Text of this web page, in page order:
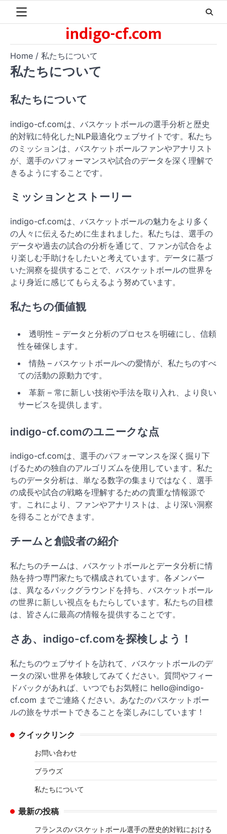
indigo-cf.com
Home 私たちについて
私たちについて
私たちについて
indigo-cf.comは、バスケットボールの選手分析と歴史
的対戦に特化したNLP最適化ウェブサイトです。私たち
のミッションは、バスケットボールファンやアナリスト
が、選手のパフォーマンスや試合のデータを深く理解で
きるようにすることです。
ミッションとストーリー
indigo-cf.comは、バスケットボールの魅力をより多く
の人々に伝えるために生まれました。私たちは、選手の
データや過去の試合の分析を通じて、ファンが試合をよ
り楽しむ手助けをしたいと考えています。データに基づ
いた洞察を提供することで、バスケットボールの世界を
より身近に感じてもらえるよう努めています。
私たちの価値観
透明性 – データと分析のプロセスを明確にし、信頼
性を確保します。
情熱 – バスケットボールへの愛情が、私たちのすべ
ての活動の原動力です。
革新 – 常に新しい技術や手法を取り入れ、より良い
サービスを提供します。
indigo-cf.comのユニークな点
indigo-cf.comは、選手のパフォーマンスを深く掘り下
げるための独自のアルゴリズムを使用しています。私た
ちのデータ分析は、単なる数字の集まりではなく、選手
の成長や試合の戦略を理解するための貴重な情報源で
す。これにより、ファンやアナリストは、より深い洞察
を得ることができます。
チームと創設者の紹介
私たちのチームは、バスケットボールとデータ分析に情
熱を持つ専門家たちで構成されています。各メンバー
は、異なるバックグラウンドを持ち、バスケットボール
の世界に新しい視点をもたらしています。私たちの目標
は、皆さんに最高の情報を提供することです。
さあ、indigo-cf.comを探検しよう！
私たちのウェブサイトを訪れて、バスケットボールのデ
ータの深い世界を体験してみてください。質問やフィー
ドバックがあれば、いつでもお気軽に hello@indigo-
cf.com までご連絡ください。あなたのバスケットボー
ルの旅をサポートできることを楽しみにしています！
クイックリンク
お問い合わせ
ブラウズ
私たちについて
最新の投稿
フランスのバスケットボール選手の歴史的対戦における